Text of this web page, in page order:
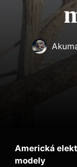
Americká
modely